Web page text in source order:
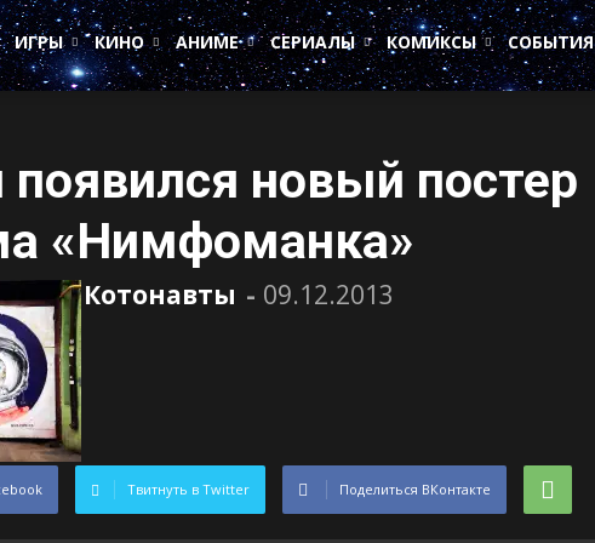
ИГРЫ
КИНО АНИМЕ СЕРИАЛЫ КОМИКСЫ СОБЫТИЯ
появился новый постер
«Нимфоманка»
Котонавты - 09.12.2013
Твитнуть в Twitter Поделиться ВКонтакте